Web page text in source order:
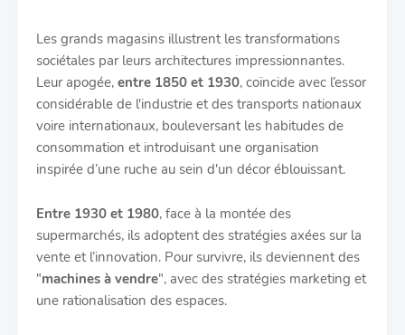
Les grands magasins illustrent les transformations
sociétales par leurs architectures impressionnantes.
Leur apogée, entre 1850 et 1930, coïncide avec l’essor
considérable de l'industrie et des transports nationaux
voire internationaux, bouleversant les habitudes de
consommation et introduisant une organisation
inspirée d’une ruche au sein d'un décor éblouissant.
Entre 1930 et 1980, face à la montée des
supermarchés, ils adoptent des stratégies axées sur la
vente et l’innovation. Pour survivre, ils deviennent des
"machines à vendre", avec des stratégies marketing et
une rationalisation des espaces.